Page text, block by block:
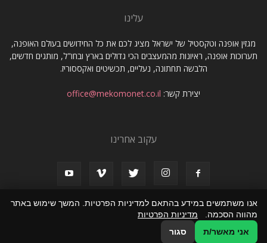
עלינו
מגזין אופנה וטקסטיל של ישראל מציג לכם את כל החידושים בעולם האופנה,
תערוכות אופנה, ראיונות מהמעצבים הכי גדולים בארץ ובחו"ל, מותגים חדשים,
הלבשה תחתונה, נעליים, תכשיטים ואקססוריז.
יצירת קשר: office@mekomonet.co.il
עקוב אחרינו
תמיכה פרסמו אצלנו
© כל הזכויות שמורות שמורות למגזין אופנה וטקסטיל של ישראל
אנו משתמשים במידע בהתאם למדיניות הפרטיות. המשך שימוש באתר
מהווה הסכמה. מדיניות הפרטיות
אני מאשר/ת
סגור